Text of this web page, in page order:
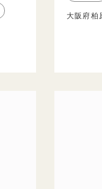
大阪府柏